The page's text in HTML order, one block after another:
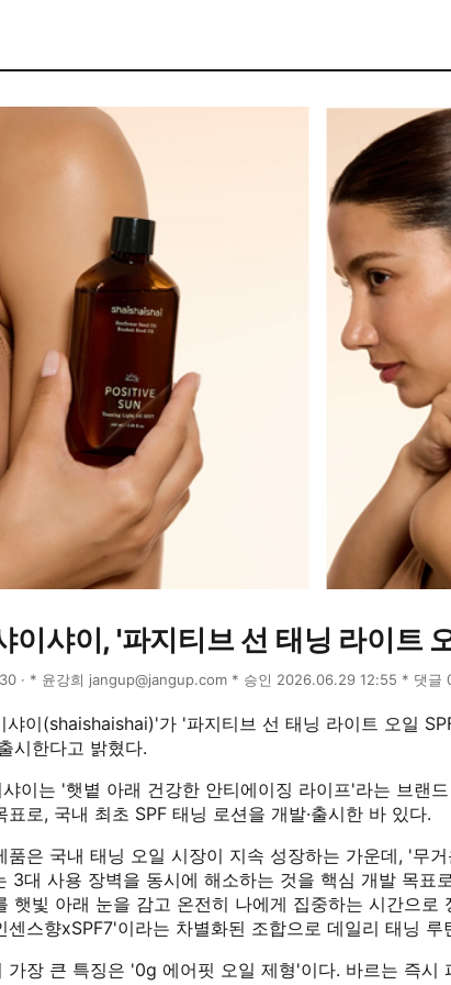
이샤이, '파지티브 선 태닝 라이트
· * 윤강희 jangup@jangup.com * 승인 2026.06.29 12:55 * 댓글
샤이(shaishaishai)'가 '파지티브 선 태닝 라이트 오일
시한다고 밝혔다.
이는 '햇볕 아래 건강한 안티에이징 라이프'라는 브랜
표로, 국내 최초 SPF 태닝 로션을 개발·출시한 바 있다.
품은 국내 태닝 오일 시장이 지속 성장하는 가운데, '무거
3대 사용 장벽을 동시에 해소하는 것을 핵심 개발 목표
햇빛 아래 눈을 감고 온전히 나에게 집중하는 시간으로
센스향xSPF7'이라는 차별화된 조합으로 데일리 태닝
가장 큰 특징은 '0g 에어핏 오일 제형'이다. 바르는 즉시